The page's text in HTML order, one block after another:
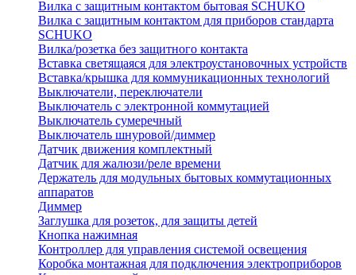
Вилка с защитным контактом бытовая SCHUKO
Вилка с защитным контактом для приборов стандарта
SCHUKO
Вилка/розетка без защитного контакта
Вставка светящаяся для электроустановочных устройств
Вставка/крышка для коммуникационных технологий
Выключатели, переключатели
Выключатель с электронной коммутацией
Выключатель сумеречный
Выключатель шнуровой/диммер
Датчик движения комплектный
Датчик для жалюзи/реле времени
Держатель для модульных бытовых коммутационных
аппаратов
Диммер
Заглушка для розеток, для защиты детей
Кнопка нажимная
Контроллер для управления системой освещения
Коробка монтажная для подключения электроприборов